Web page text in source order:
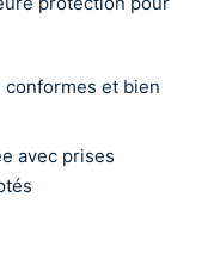
et bien
avec prises